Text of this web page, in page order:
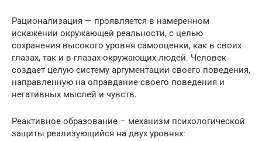
Рационализация — проявляется в намеренном
искажении окружающей реальности, с целью
сохранения высокого уровня самооценки, как в своих
глазах, так и в глазах окружающих людей. Человек
создает целую систему аргументации своего поведения,
направленную на оправдание своего поведения и
негативных мыслей и чувств.
Реактивное образование – механизм психологической
защиты реализующийся на двух уровнях: